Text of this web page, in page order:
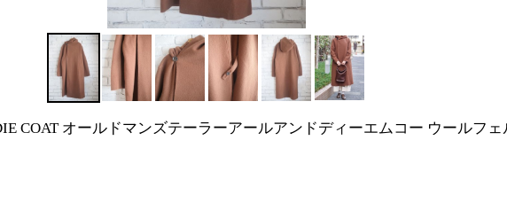
COAT オールドマンズテーラーアールアンドディーエムコー ウールフ